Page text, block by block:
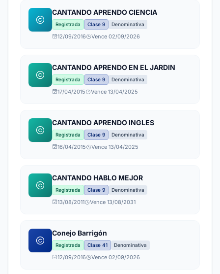
CANTANDO APRENDO CIENCIA
Registrada Clase 9 Denominativa
12/09/2016 Vence 02/09/2026
CANTANDO APRENDO EN EL JARDIN
Registrada Clase 9 Denominativa
17/04/2015 Vence 13/04/2025
CANTANDO APRENDO INGLES
Registrada Clase 9 Denominativa
16/04/2015 Vence 13/04/2025
CANTANDO HABLO MEJOR
Registrada Clase 9 Denominativa
13/08/2011 Vence 13/08/2031
Conejo Barrigón
Registrada Clase 41 Denominativa
12/09/2016 Vence 02/09/2026